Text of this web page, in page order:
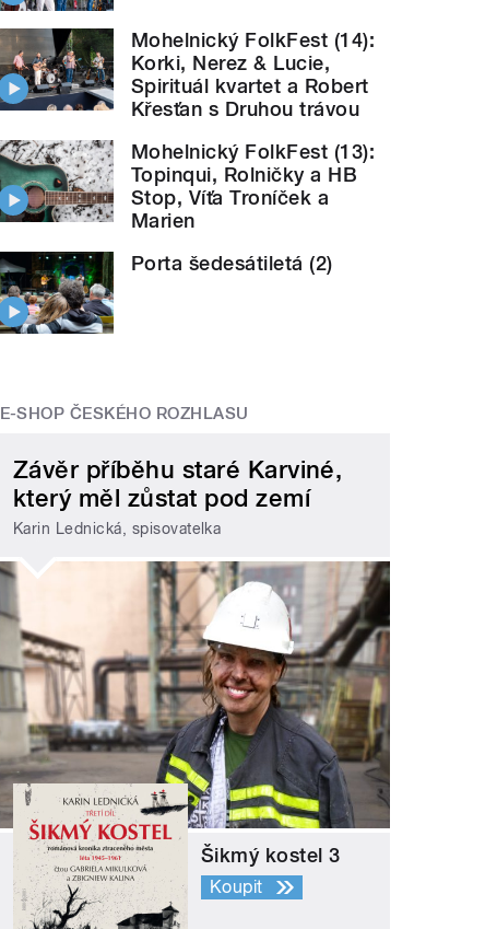
Mohelnický FolkFest (14):
Korki, Nerez & Lucie,
Spirituál kvartet a Robert
Křesťan s Druhou trávou
Mohelnický FolkFest (13):
Topinqui, Rolničky a HB
Stop, Víťa Troníček a
Marien
Porta šedesátiletá (2)
E-SHOP ČESKÉHO ROZHLASU
Závěr příběhu staré Karviné,
který měl zůstat pod zemí
Karin Lednická, spisovatelka
Šikmý kostel 3
Koupit